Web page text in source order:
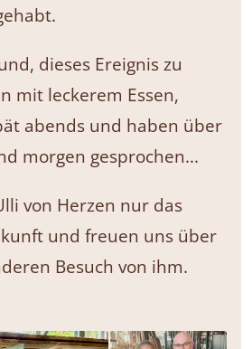
dieses Ereignis zu
mit leckerem Essen,
abends und haben über
morgen gesprochen...
von Herzen nur das
und freuen uns über
Besuch von ihm.